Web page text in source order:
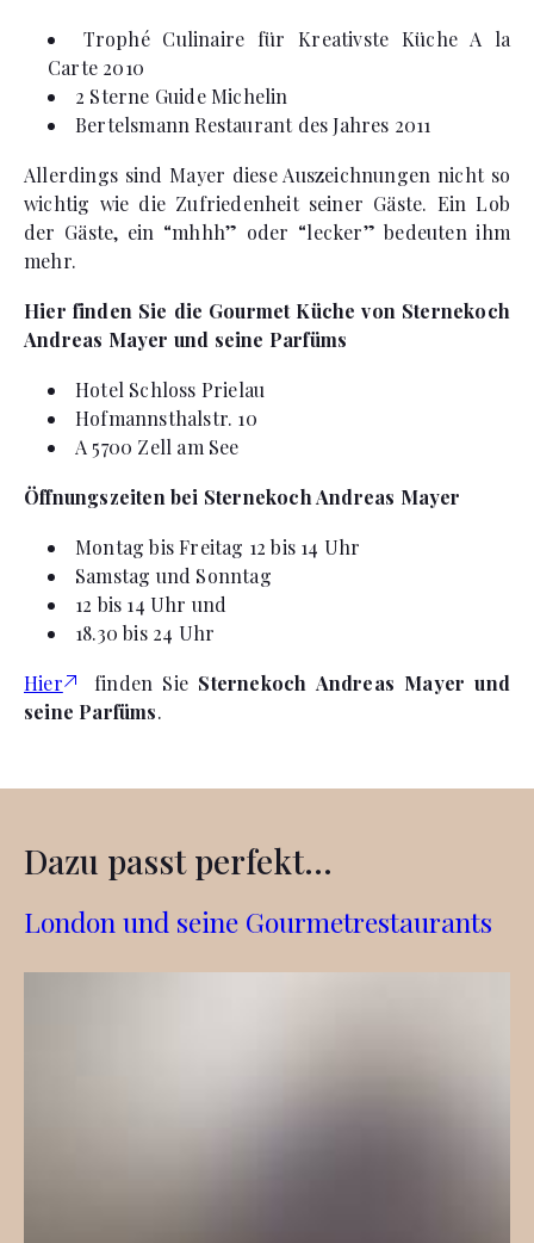
Trophé Culinaire für Kreativste Küche A la
Carte 2010
2 Sterne Guide Michelin
Bertelsmann Restaurant des Jahres 2011
Allerdings sind Mayer diese Auszeichnungen nicht so
wichtig wie die Zufriedenheit seiner Gäste. Ein Lob
der Gäste, ein “mhhh” oder “lecker” bedeuten ihm
mehr.
Hier finden Sie die Gourmet Küche von Sternekoch
Andreas Mayer und seine Parfüms
Hotel Schloss Prielau
Hofmannsthalstr. 10
A 5700 Zell am See
Öffnungszeiten bei Sternekoch Andreas Mayer
Montag bis Freitag 12 bis 14 Uhr
Samstag und Sonntag
12 bis 14 Uhr und
18.30 bis 24 Uhr
Hier
finden Sie Sternekoch Andreas Mayer und
seine Parfüms.
Dazu passt perfekt...
London und seine Gourmetrestaurants